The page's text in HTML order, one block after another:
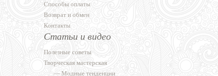
Способы оплаты
Возврат и обмен
Контакты
Статьи и видео
Полезные советы
Творческая мастерская
— Модные тенденции